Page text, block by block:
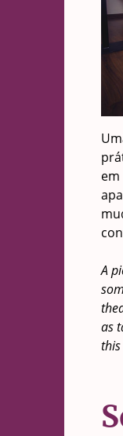
A
as